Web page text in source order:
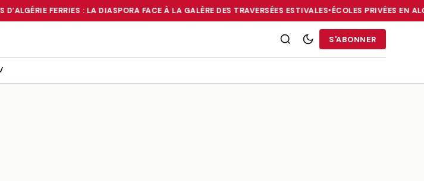
FERRIES : LA DIASPORA FACE À LA GALÈRE DES TRAVERSÉES ESTIVALES•ÉCOLES PRIVÉES EN
•RUÉE SUR LES AGENCES D’ALGÉRIE FERRIES : LA DIASPORA FACE À LA GALÈRE DES TRAVERSÉES
S'ABONNER